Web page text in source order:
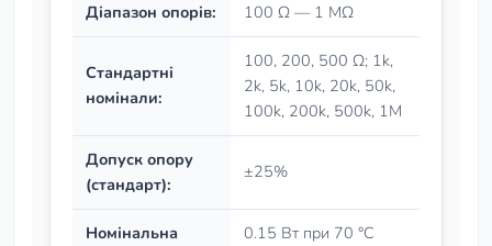
Діапазон опорів: 100 Ω — 1 MΩ
Стандартні
номінали:
100, 200, 500 Ω; 1k,
2k, 5k, 10k, 20k, 50k,
100k, 200k, 500k, 1M
Допуск опору
(стандарт):
±25%
Номінальна
0.15 Вт при 70 °C